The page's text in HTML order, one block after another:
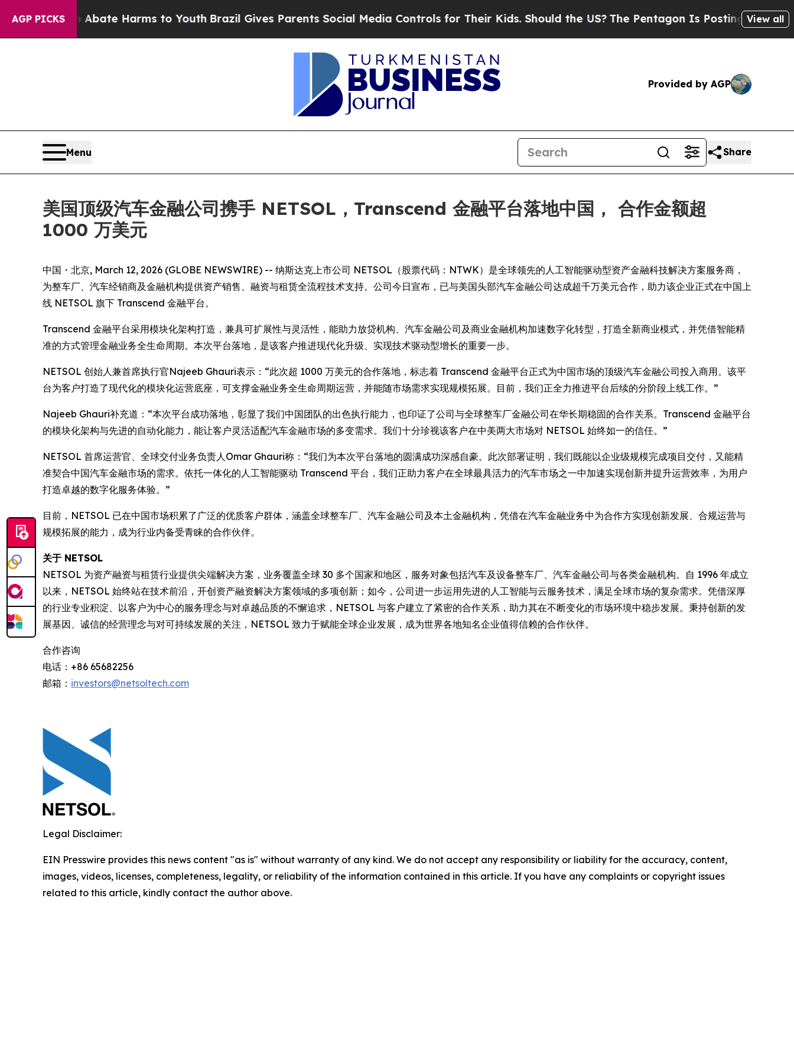
AGP PICKS
to Abate Harms to Youth Brazil Gives Parents Social Media Controls for Their Kids. Should the US?The Pentagon Is Posting CrypticView all
Provided by AGP
Menu Share
美国顶级汽车金融公司携手 NETSOL，Transcend 金融平台落地中国， 合作金额超
1000 万美元
中国・北京, March 12, 2026 (GLOBE NEWSWIRE) -- 纳斯达克上市公司 NETSOL（股票代码：NTWK）是全球领先的人工智能驱动型资产金融科技解决方案服务商，
为整车厂、汽车经销商及金融机构提供资产销售、融资与租赁全流程技术支持。公司今日宣布，已与美国头部汽车金融公司达成超千万美元合作，助力该企业正式在中国上
线 NETSOL 旗下 Transcend 金融平台。
Transcend 金融平台采用模块化架构打造，兼具可扩展性与灵活性，能助力放贷机构、汽车金融公司及商业金融机构加速数字化转型，打造全新商业模式，并凭借智能精
准的方式管理金融业务全生命周期。本次平台落地，是该客户推进现代化升级、实现技术驱动型增长的重要一步。
NETSOL 创始人兼首席执行官Najeeb Ghauri表示：“此次超 1000 万美元的合作落地，标志着 Transcend 金融平台正式为中国市场的顶级汽车金融公司投入商用。该平
台为客户打造了现代化的模块化运营底座，可支撑金融业务全生命周期运营，并能随市场需求实现规模拓展。目前，我们正全力推进平台后续的分阶段上线工作。”
Najeeb Ghauri补充道：“本次平台成功落地，彰显了我们中国团队的出色执行能力，也印证了公司与全球整车厂金融公司在华长期稳固的合作关系。Transcend 金融平台
的模块化架构与先进的自动化能力，能让客户灵活适配汽车金融市场的多变需求。我们十分珍视该客户在中美两大市场对 NETSOL 始终如一的信任。”
NETSOL 首席运营官、全球交付业务负责人Omar Ghauri称：“我们为本次平台落地的圆满成功深感自豪。此次部署证明，我们既能以企业级规模完成项目交付，又能精
准契合中国汽车金融市场的需求。依托一体化的人工智能驱动 Transcend 平台，我们正助力客户在全球最具活力的汽车市场之一中加速实现创新并提升运营效率，为用户
打造卓越的数字化服务体验。”
目前，NETSOL 已在中国市场积累了广泛的优质客户群体，涵盖全球整车厂、汽车金融公司及本土金融机构，凭借在汽车金融业务中为合作方实现创新发展、合规运营与
规模拓展的能力，成为行业内备受青睐的合作伙伴。
关于 NETSOL
NETSOL 为资产融资与租赁行业提供尖端解决方案，业务覆盖全球 30 多个国家和地区，服务对象包括汽车及设备整车厂、汽车金融公司与各类金融机构。自 1996 年成立
以来，NETSOL 始终站在技术前沿，开创资产融资解决方案领域的多项创新；如今，公司进一步运用先进的人工智能与云服务技术，满足全球市场的复杂需求。凭借深厚
的行业专业积淀、以客户为中心的服务理念与对卓越品质的不懈追求，NETSOL 与客户建立了紧密的合作关系，助力其在不断变化的市场环境中稳步发展。秉持创新的发
展基因、诚信的经营理念与对可持续发展的关注，NETSOL 致力于赋能全球企业发展，成为世界各地知名企业值得信赖的合作伙伴。
合作咨询
电话：+86 65682256
邮箱： investors@netsoltech.com
Legal Disclaimer:
EIN Presswire provides this news content "as is" without warranty of any kind. We do not accept any responsibility or liability for the accuracy, content,
images, videos, licenses, completeness, legality, or reliability of the information contained in this article. If you have any complaints or copyright issues
related to this article, kindly contact the author above.